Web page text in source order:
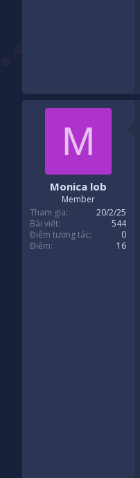
M
Monica lob
Member
Tham gia
20/2/25
Bài viết
544
Điểm tương tác
0
Điểm
16